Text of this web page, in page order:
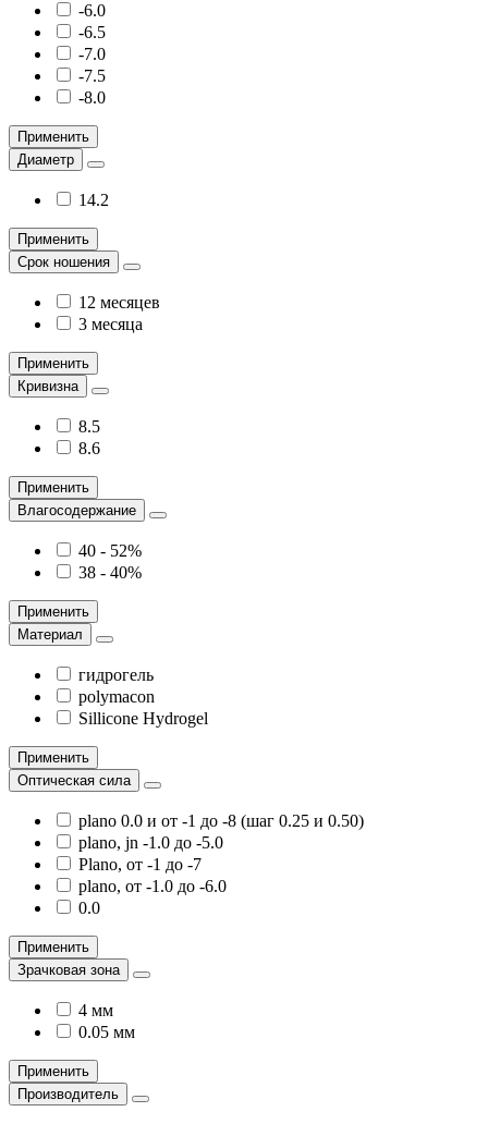
-6.0
-6.5
-7.0
-7.5
-8.0
Применить
Диаметр
14.2
Применить
Срок ношения
12 месяцев
3 месяца
Применить
Кривизна
8.5
8.6
Применить
Влагосодержание
40 - 52%
38 - 40%
Применить
Материал
гидрогель
polymacon
Sillicone Hydrogel
Применить
Оптическая сила
plano 0.0 и от -1 до -8 (шаг 0.25 и 0.50)
plano, jn -1.0 до -5.0
Plano, от -1 до -7
plano, от -1.0 до -6.0
0.0
Применить
Зрачковая зона
4 мм
0.05 мм
Применить
Производитель